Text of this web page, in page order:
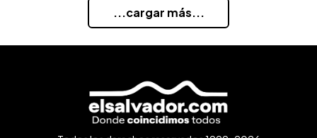
...cargar más...